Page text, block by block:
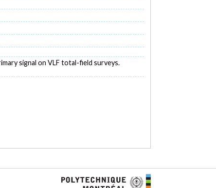
signal on VLF total-field surveys.